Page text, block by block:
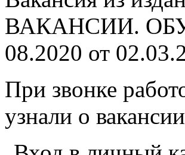
ВАКАНСИИ.
08.2020 от
При звонке
узнали о